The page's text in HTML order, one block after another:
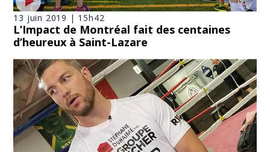
13 juin 2019 | 15h42
L’Impact de Montréal fait des centaines
d’heureux à Saint-Lazare